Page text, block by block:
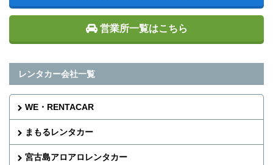
営業所一覧はこちら
レンタカー会社一覧
WE・RENTACAR
まもるレンタカー
宮古島アロアロレンタカー